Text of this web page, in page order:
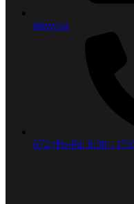
drezy.cz
672 (Po-Pá: 8:30 -